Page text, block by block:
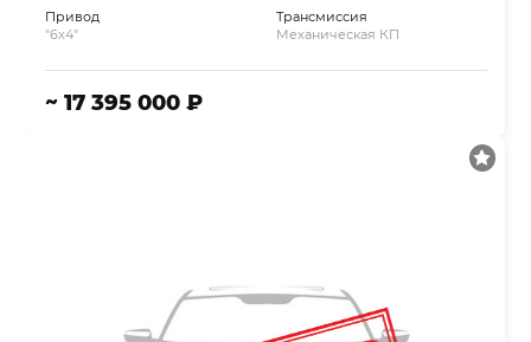
Привод
"6x4"
Трансмиссия
Механическая КП
~ 17 395 000 ₽